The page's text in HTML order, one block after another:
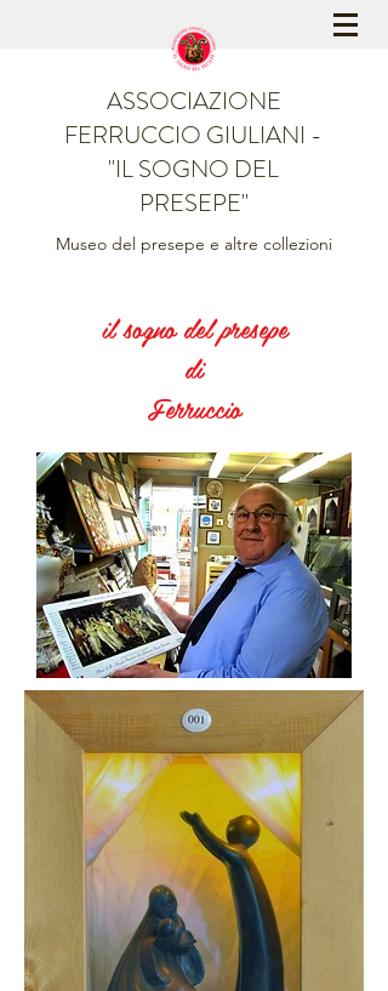
ASSOCIAZIONE
FERRUCCIO GIULIANI -
"IL SOGNO DEL
PRESEPE"
Museo del presepe e altre collezioni
il sogno del presepe
di
Ferruccio